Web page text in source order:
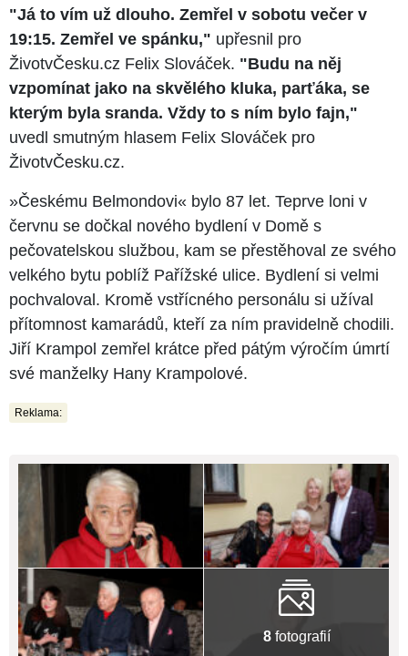
"Já to vím už dlouho. Zemřel v sobotu večer v
19:15. Zemřel ve spánku," upřesnil pro
ŽivotvČesku.cz Felix Slováček. "Budu na něj
vzpomínat jako na skvělého kluka, parťáka, se
kterým byla sranda. Vždy to s ním bylo fajn,"
uvedl smutným hlasem Felix Slováček pro
ŽivotvČesku.cz.
»Českému Belmondovi« bylo 87 let. Teprve loni v
červnu se dočkal nového bydlení v Domě s
pečovatelskou službou, kam se přestěhoval ze svého
velkého bytu poblíž Pařížské ulice. Bydlení si velmi
pochvaloval. Kromě vstřícného personálu si užíval
přítomnost kamarádů, kteří za ním pravidelně chodili.
Jiří Krampol zemřel krátce před pátým výročím úmrtí
své manželky Hany Krampolové.
Reklama:
8fotografií